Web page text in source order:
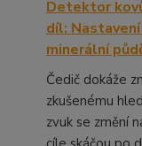
Detektor
díl: Nastavení
minerální
Čedič dokáže
zkušenému
zvuk se změní